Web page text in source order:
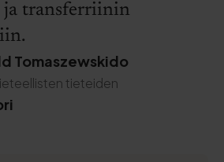
transferriinin
Tomaszewskido
tieteiden